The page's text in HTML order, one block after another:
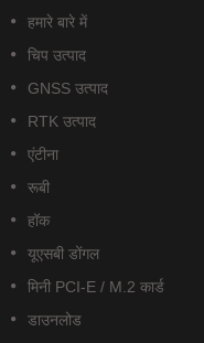
हमारे बारे में
चिप उत्पाद
GNSS उत्पाद
RTK उत्पाद
एंटीना
रूबी
हॉक
यूएसबी डोंगल
मिनी PCI-E / M.2 कार्ड
डाउनलोड